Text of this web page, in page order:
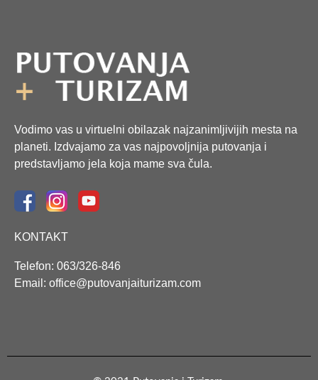
Vodimo vas u virtuelni obilazak najzanimljivijih mesta na
planeti. Izdvajamo za vas najpovoljnija putovanja i
predstavljamo jela koja mame sva čula.
KONTAKT
Telefon: 063/326-846
Email: office@putovanjaiturizam.com